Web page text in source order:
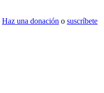
Haz una donación o suscríbete